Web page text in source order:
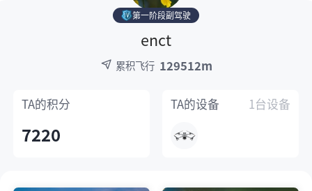
第一阶段副驾驶
enct
累积飞行 129512m
TA的积分
7220
TA的设备 1台设备